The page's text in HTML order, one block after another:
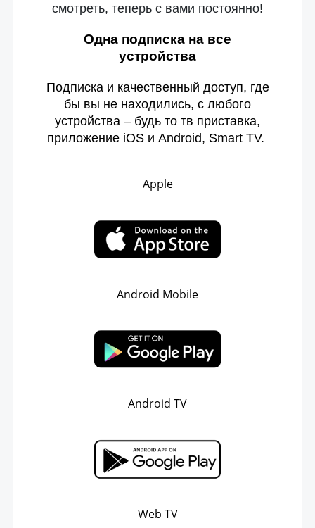
смотреть, теперь с вами постоянно!
Одна подписка на все
устройства
Подписка и качественный доступ, где
бы вы не находились, с любого
устройства – будь то тв приставка,
приложение iOS и Android, Smart TV.
Apple
Android Mobile
Android TV
Web TV